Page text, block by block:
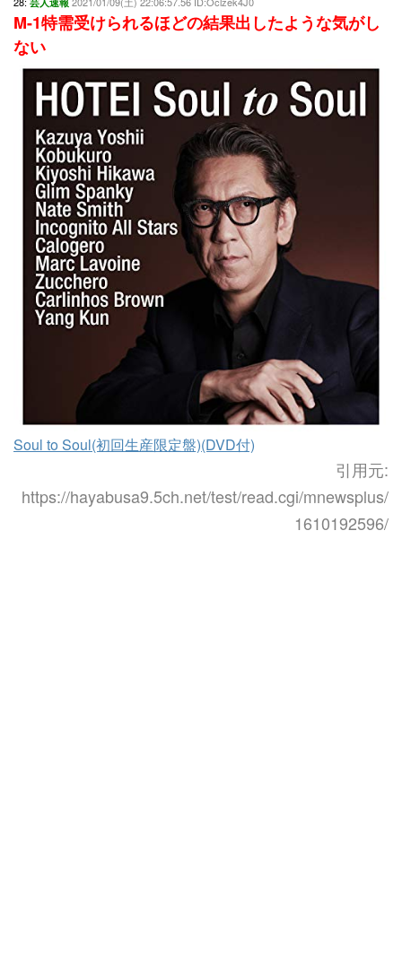
M-1特需受けられるほどの結果出したような気がし
ない
Soul to Soul(初回生産限定盤)(DVD付)
引用元:
https://hayabusa9.5ch.net/test/read.cgi/mnewsplus/
1610192596/